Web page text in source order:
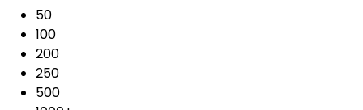
50
100
200
250
500